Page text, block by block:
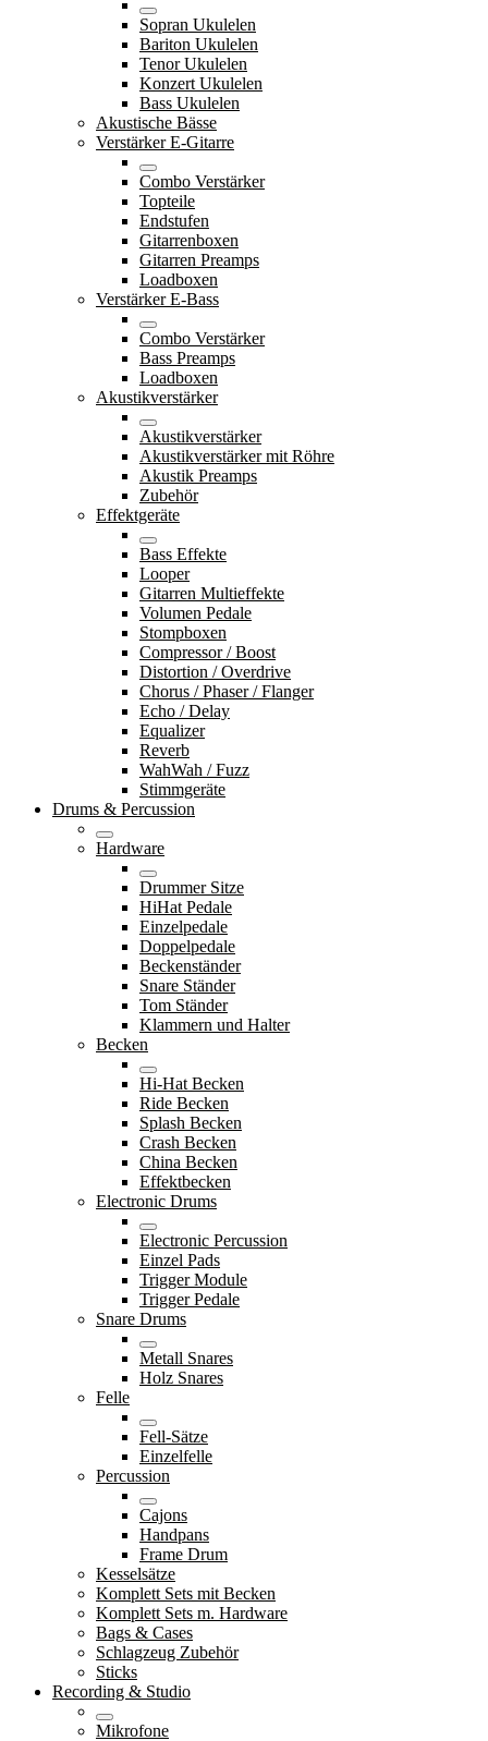
Sopran Ukulelen
Bariton Ukulelen
Tenor Ukulelen
Konzert Ukulelen
Bass Ukulelen
Akustische Bässe
Verstärker E-Gitarre
Combo Verstärker
Topteile
Endstufen
Gitarrenboxen
Gitarren Preamps
Loadboxen
Verstärker E-Bass
Combo Verstärker
Bass Preamps
Loadboxen
Akustikverstärker
Akustikverstärker
Akustikverstärker mit Röhre
Akustik Preamps
Zubehör
Effektgeräte
Bass Effekte
Looper
Gitarren Multieffekte
Volumen Pedale
Stompboxen
Compressor / Boost
Distortion / Overdrive
Chorus / Phaser / Flanger
Echo / Delay
Equalizer
Reverb
WahWah / Fuzz
Stimmgeräte
Drums & Percussion
Hardware
Drummer Sitze
HiHat Pedale
Einzelpedale
Doppelpedale
Beckenständer
Snare Ständer
Tom Ständer
Klammern und Halter
Becken
Hi-Hat Becken
Ride Becken
Splash Becken
Crash Becken
China Becken
Effektbecken
Electronic Drums
Electronic Percussion
Einzel Pads
Trigger Module
Trigger Pedale
Snare Drums
Metall Snares
Holz Snares
Felle
Fell-Sätze
Einzelfelle
Percussion
Cajons
Handpans
Frame Drum
Kesselsätze
Komplett Sets mit Becken
Komplett Sets m. Hardware
Bags & Cases
Schlagzeug Zubehör
Sticks
Recording & Studio
Mikrofone